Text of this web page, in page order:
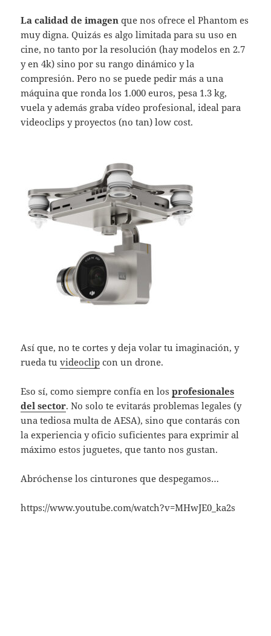
La calidad de imagen que nos ofrece el Phantom es
muy digna. Quizás es algo limitada para su uso en
cine, no tanto por la resolución (hay modelos en 2.7
y en 4k) sino por su rango dinámico y la
compresión. Pero no se puede pedir más a una
máquina que ronda los 1.000 euros, pesa 1.3 kg,
vuela y además graba vídeo profesional, ideal para
videoclips y proyectos (no tan) low cost.
Así que, no te cortes y deja volar tu imaginación, y
rueda tuvideoclip con un drone.
Eso sí, como siempre confía en losprofesionales
del sector. No solo te evitarás problemas legales (y
una tediosa multa de AESA), sino que contarás con
la experiencia y oficio suficientes para exprimir al
máximo estos juguetes, que tanto nos gustan.
Abróchense los cinturones que despegamos…
https://www.youtube.com/watch?v=MHwJE0_ka2s